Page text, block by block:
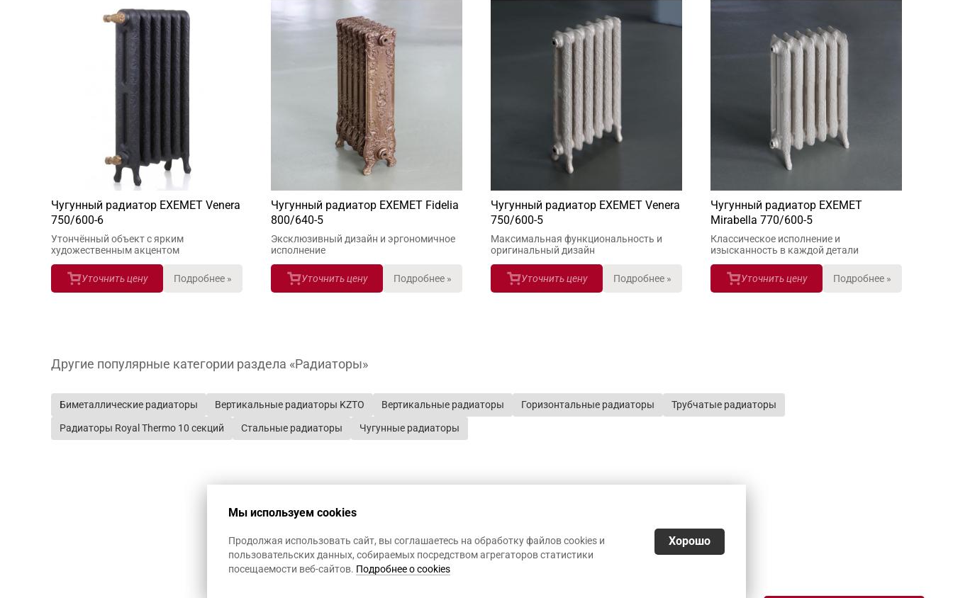
Чугунный радиатор EXEMET Venera
750/600-6
Утончённый объект с ярким
художественным акцентом
Уточнить цену Подробнее »
Чугунный радиатор EXEMET Fidelia
800/640-5
Эксклюзивный дизайн и эргономичное
исполнение
Уточнить цену Подробнее »
Чугунный радиатор EXEMET Venera
750/600-5
Максимальная функциональность и
оригинальный дизайн
Уточнить цену Подробнее »
Чугунный радиатор EXEMET
Mirabella 770/600-5
Классическое исполнение и
изысканность в каждой детали
Уточнить цену Подробнее »
Другие популярные категории раздела «Радиаторы»
Биметаллические радиаторы Вертикальные радиаторы KZTO Вертикальные радиаторы Горизонтальные радиаторы Трубчатые радиаторы
Радиаторы Royal Thermo 10 секций Стальные радиаторы Чугунные радиаторы
Мы используем cookies
Продолжая использовать сайт, вы соглашаетесь на обработку файлов cookies и
пользовательских данных, собираемых посредством агрегаторов статистики
посещаемости веб-сайтов. Подробнее о cookies
Хорошо